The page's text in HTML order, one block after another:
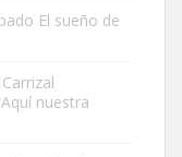
menos de un mes,
El sueño de
nuestra